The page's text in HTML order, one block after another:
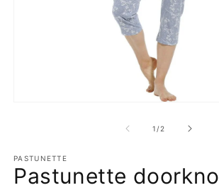
1 /van
2
PASTUNETTE
Pastunette